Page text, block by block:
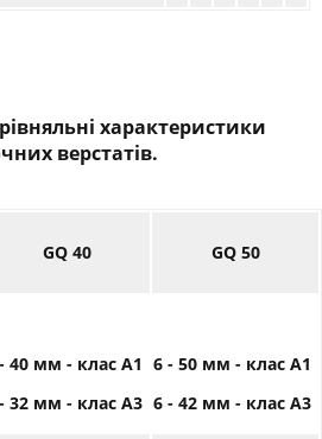
характеристики
верстатів.
GQ 40 GQ 50
40 мм - клас А1
32 мм - клас А3
6 - 50 мм - клас А1
6 - 42 мм - клас А3